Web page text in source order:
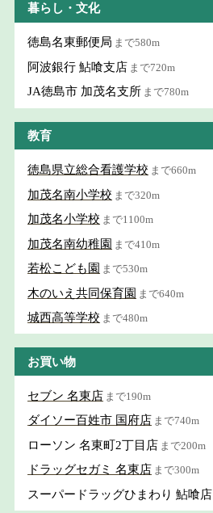
暮らし・文化
徳島名東郵便局 まで580m
阿波銀行 鮎喰支店 まで720m
JA徳島市 加茂名支所 まで780m
教育
徳島県立総合看護学校 まで660m
加茂名南小学校 まで320m
加茂名小学校 まで1100m
加茂名南幼稚園 まで410m
若松こども園 まで530m
木のいえ共同保育園 まで640m
城西高等学校 まで480m
お買い物
セブン 名東店 まで190m
ダイソー百姓市 国府店 まで740m
ローソン 名東町2丁目店 まで200m
ドラッグセガミ 名東店 まで300m
スーパードラッグひまわり 鮎喰店